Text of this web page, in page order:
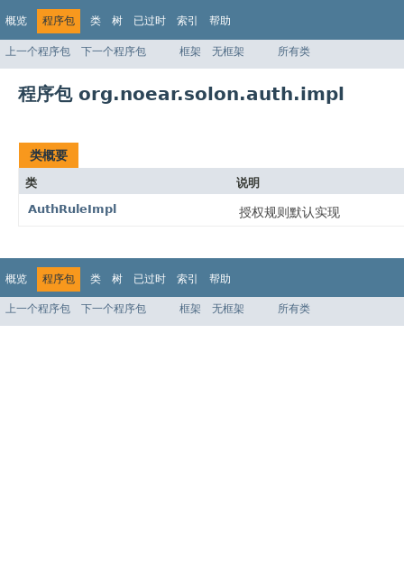
概览 程序包 类 树 已过时 索引 帮助
上一个程序包 下一个程序包 框架 无框架 所有类
程序包 org.noear.solon.auth.impl
类概要
类
说明
AuthRuleImpl
授权规则默认实现
概览 程序包 类 树 已过时 索引 帮助
上一个程序包 下一个程序包 框架 无框架 所有类